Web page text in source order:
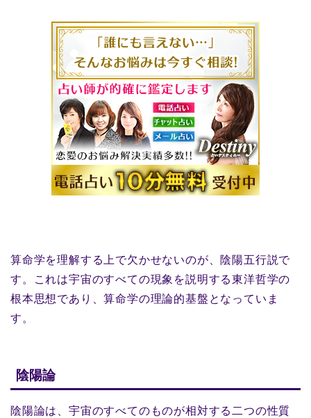
算命学を理解する上で欠かせないのが、陰陽五行説で
す。これは宇宙のすべての現象を説明する東洋哲学の
根本思想であり、算命学の理論的基盤となっていま
す。
陰陽論
陰陽論は、宇宙のすべてのものが相対する二つの性質